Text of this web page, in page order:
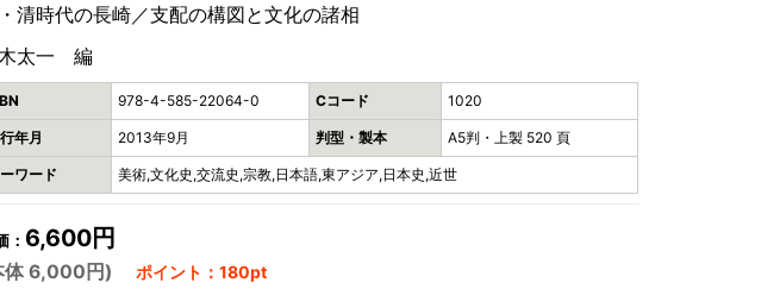
清時代の長崎／支配の構図と文化の諸相
太一 編
978-4-585-22064-0 Cコード 1020
年月 2013年9月 判型・製本 A5判・上製 520 頁
ワード 美術,文化史,交流史,宗教,日本語,東アジア,日本史,近世
： 6,600円
体 6,000円) ポイント：180pt